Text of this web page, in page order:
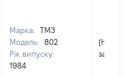
Марка:
ТМЗ
Модель:
802
Рік випуску:
1984
[Не